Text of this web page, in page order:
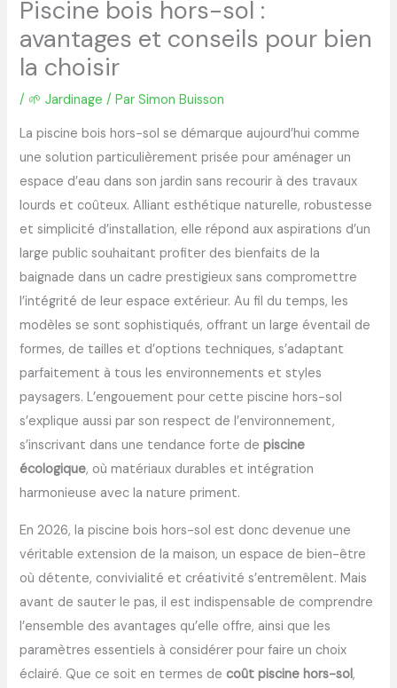
Piscine bois hors-sol :
avantages et conseils pour bien
la choisir
/ 🌱 Jardinage / ParSimon Buisson
La piscine bois hors-sol se démarque aujourd’hui comme
une solution particulièrement prisée pour aménager un
espace d’eau dans son jardin sans recourir à des travaux
lourds et coûteux. Alliant esthétique naturelle, robustesse
et simplicité d’installation, elle répond aux aspirations d’un
large public souhaitant profiter des bienfaits de la
baignade dans un cadre prestigieux sans compromettre
l’intégrité de leur espace extérieur. Au fil du temps, les
modèles se sont sophistiqués, offrant un large éventail de
formes, de tailles et d’options techniques, s’adaptant
parfaitement à tous les environnements et styles
paysagers. L’engouement pour cette piscine hors-sol
s’explique aussi par son respect de l’environnement,
s’inscrivant dans une tendance forte depiscine
écologique, où matériaux durables et intégration
harmonieuse avec la nature priment.
En 2026, la piscine bois hors-sol est donc devenue une
véritable extension de la maison, un espace de bien-être
où détente, convivialité et créativité s’entremêlent. Mais
avant de sauter le pas, il est indispensable de comprendre
l’ensemble des avantages qu’elle offre, ainsi que les
paramètres essentiels à considérer pour faire un choix
éclairé. Que ce soit en termes decoût piscine hors-sol,